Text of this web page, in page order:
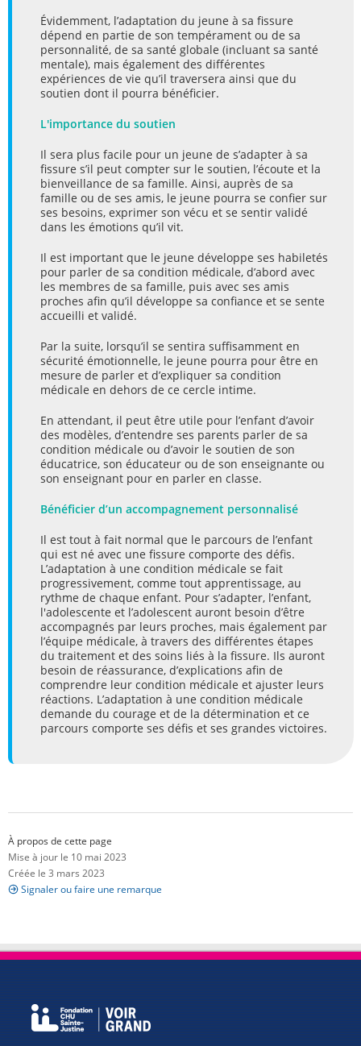
Évidemment, l’adaptation du jeune à sa fissure
dépend en partie de son tempérament ou de sa
personnalité, de sa santé globale (incluant sa santé
mentale), mais également des différentes
expériences de vie qu’il traversera ainsi que du
soutien dont il pourra bénéficier.
L'importance du soutien
Il sera plus facile pour un jeune de s’adapter à sa
fissure s’il peut compter sur le soutien, l’écoute et la
bienveillance de sa famille. Ainsi, auprès de sa
famille ou de ses amis, le jeune pourra se confier sur
ses besoins, exprimer son vécu et se sentir validé
dans les émotions qu’il vit.
Il est important que le jeune développe ses habiletés
pour parler de sa condition médicale, d’abord avec
les membres de sa famille, puis avec ses amis
proches afin qu’il développe sa confiance et se sente
accueilli et validé.
Par la suite, lorsqu’il se sentira suffisamment en
sécurité émotionnelle, le jeune pourra pour être en
mesure de parler et d’expliquer sa condition
médicale en dehors de ce cercle intime.
En attendant, il peut être utile pour l’enfant d’avoir
des modèles, d’entendre ses parents parler de sa
condition médicale ou d’avoir le soutien de son
éducatrice, son éducateur ou de son enseignante ou
son enseignant pour en parler en classe.
Bénéficier d’un accompagnement personnalisé
Il est tout à fait normal que le parcours de l’enfant
qui est né avec une fissure comporte des défis.
L’adaptation à une condition médicale se fait
progressivement, comme tout apprentissage, au
rythme de chaque enfant. Pour s’adapter, l’enfant,
l'adolescente et l’adolescent auront besoin d’être
accompagnés par leurs proches, mais également par
l’équipe médicale, à travers des différentes étapes
du traitement et des soins liés à la fissure. Ils auront
besoin de réassurance, d’explications afin de
comprendre leur condition médicale et ajuster leurs
réactions. L’adaptation à une condition médicale
demande du courage et de la détermination et ce
parcours comporte ses défis et ses grandes victoires.
À propos de cette page
Mise à jour le 10 mai 2023
Créée le 3 mars 2023
Signaler ou faire une remarque